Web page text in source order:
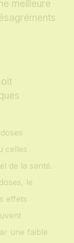
meilleure
celles
de la santé.
le
effets
une faible